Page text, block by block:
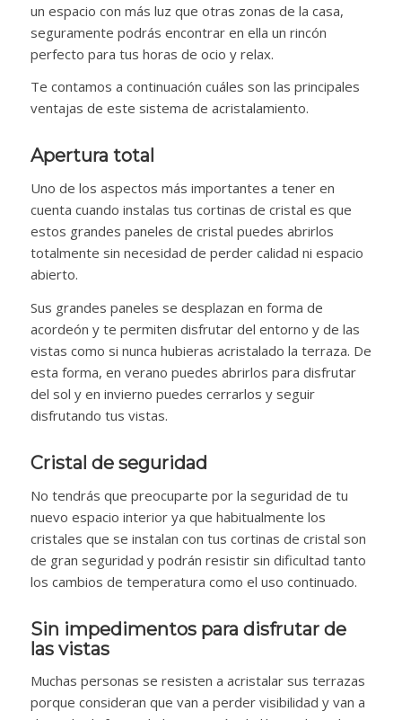
un espacio con más luz que otras zonas de la casa,
seguramente podrás encontrar en ella un rincón
perfecto para tus horas de ocio y relax.
Te contamos a continuación cuáles son las principales
ventajas de este sistema de acristalamiento.
Apertura total
Uno de los aspectos más importantes a tener en
cuenta cuando instalas tus cortinas de cristal es que
estos grandes paneles de cristal puedes abrirlos
totalmente sin necesidad de perder calidad ni espacio
abierto.
Sus grandes paneles se desplazan en forma de
acordeón y te permiten disfrutar del entorno y de las
vistas como si nunca hubieras acristalado la terraza. De
esta forma, en verano puedes abrirlos para disfrutar
del sol y en invierno puedes cerrarlos y seguir
disfrutando tus vistas.
Cristal de seguridad
No tendrás que preocuparte por la seguridad de tu
nuevo espacio interior ya que habitualmente los
cristales que se instalan con tus cortinas de cristal son
de gran seguridad y podrán resistir sin dificultad tanto
los cambios de temperatura como el uso continuado.
Sin impedimentos para disfrutar de
las vistas
Muchas personas se resisten a acristalar sus terrazas
porque consideran que van a perder visibilidad y van a